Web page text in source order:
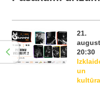
21.
20:30
un
kultūra